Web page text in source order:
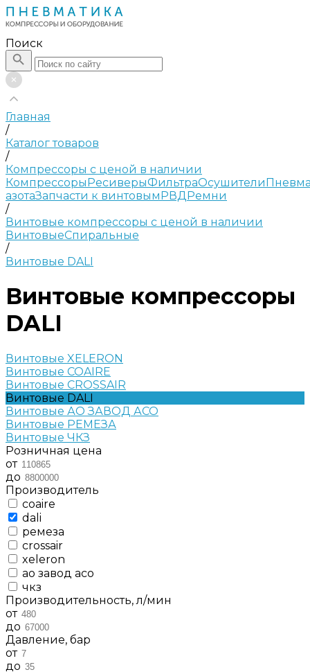
Поиск
Главная
/
Каталог товаров
/
Компрессоры с ценой в наличии
КомпрессорыРесиверыФильтраОсушители
азотаЗапчасти к винтовымРВДРемни
/
Винтовые компрессоры с ценой в наличии
ВинтовыеСпиральные
/
Винтовые DALI
Винтовые компрессоры
DALI
Винтовые XELERON
Винтовые COAIRE
Винтовые CROSSAIR
Винтовые DALI
Винтовые АО ЗАВОД АСО
Винтовые РЕМЕЗА
Винтовые ЧКЗ
Розничная цена
от
до
Производитель
coaire
dali
ремеза
crossair
xeleron
ао завод асо
чкз
Производительность, л/мин
от
до
Давление, бар
от
до